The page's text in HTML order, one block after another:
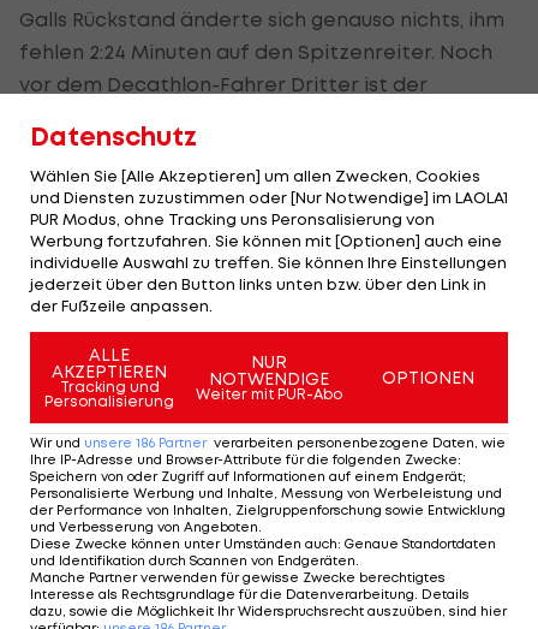
Galls Rückstand änderte sich genauso nichts, ihm
fehlen 2:24 Minuten auf den Spitzenreiter. Noch
vor dem Decathlon-Fahrer Dritter ist der
Dritter Tagessieg für Narvaez
Narvaez jubelte über seinen bereits dritten
Etappensieg bei der laufenden Rundfahrt.
Nachdem er sich mit dem Spanier Enric Mas am
letzten Anstieg aus einer Spitzengruppe
abgesetzt hatte, entschied er den Zielsprint für
sich. Rang drei ging an den Italiener Diego Ulissi.
Tobias Bayer belegte Rang 58 (+14:10). Gesamt ist
der Alpecin-Athlet 70. (+1:31:06), Mühlberger liegt
auf Platz 23 (+10:18).
Rekorde für die Ewigkeit: Diese
Datenschutz
Wählen Sie [Alle Akzeptieren] um allen Zwecken, Cookies
und Diensten zuzustimmen oder [Nur Notwendige] im LAOLA1
PUR Modus, ohne Tracking uns Peronsalisierung von
Werbung fortzufahren. Sie können mit [Optionen] auch eine
individuelle Auswahl zu treffen. Sie können Ihre Einstellungen
jederzeit über den Button links unten bzw. über den Link in
der Fußzeile anpassen.
ALLE
AKZEPTIEREN
Tracking und
Personalisierung
NUR
NOTWENDIGE
Weiter mit PUR-Abo
OPTIONEN
Wir und unsere 186 Partner verarbeiten personenbezogene Daten, wie
Ihre IP-Adresse und Browser-Attribute für die folgenden Zwecke:
Speichern von oder Zugriff auf Informationen auf einem Endgerät;
Personalisierte Werbung und Inhalte, Messung von Werbeleistung und
der Performance von Inhalten, Zielgruppenforschung sowie Entwicklung
und Verbesserung von Angeboten.
Diese Zwecke können unter Umständen auch: Genaue Standortdaten
und Identifikation durch Scannen von Endgeräten.
Manche Partner verwenden für gewisse Zwecke berechtigtes
Interesse als Rechtsgrundlage für die Datenverarbeitung. Details
dazu, sowie die Möglichkeit Ihr Widerspruchsrecht auszuüben, sind hier